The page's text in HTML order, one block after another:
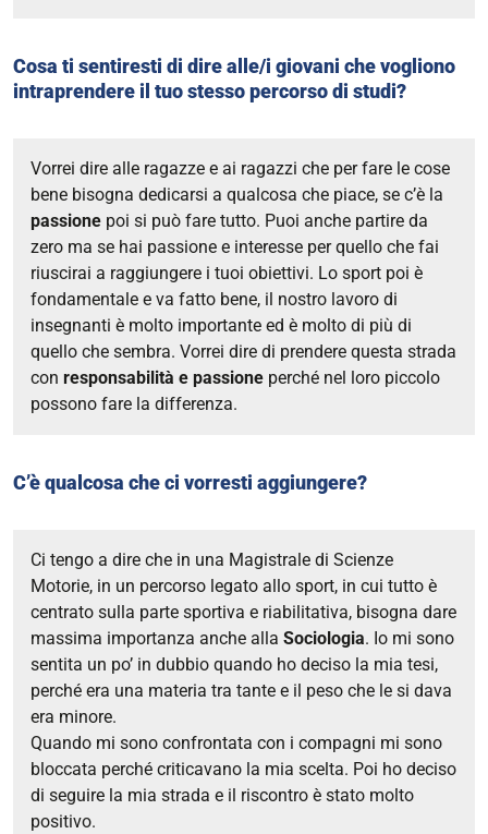
Cosa ti sentiresti di dire alle/i giovani che vogliono
intraprendere il tuo stesso percorso di studi?
Vorrei dire alle ragazze e ai ragazzi che per fare le cose
bene bisogna dedicarsi a qualcosa che piace, se c’è la
passione poi si può fare tutto. Puoi anche partire da
zero ma se hai passione e interesse per quello che fai
riuscirai a raggiungere i tuoi obiettivi. Lo sport poi è
fondamentale e va fatto bene, il nostro lavoro di
insegnanti è molto importante ed è molto di più di
quello che sembra. Vorrei dire di prendere questa strada
con responsabilità e passione perché nel loro piccolo
possono fare la differenza.
C’è qualcosa che ci vorresti aggiungere?
Ci tengo a dire che in una Magistrale di Scienze
Motorie, in un percorso legato allo sport, in cui tutto è
centrato sulla parte sportiva e riabilitativa, bisogna dare
massima importanza anche alla Sociologia. Io mi sono
sentita un po’ in dubbio quando ho deciso la mia tesi,
perché era una materia tra tante e il peso che le si dava
era minore.
Quando mi sono confrontata con i compagni mi sono
bloccata perché criticavano la mia scelta. Poi ho deciso
di seguire la mia strada e il riscontro è stato molto
positivo.